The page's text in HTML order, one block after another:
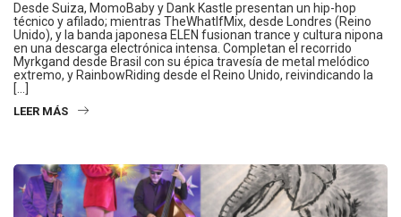
Desde Suiza, MomoBaby y Dank Kastle presentan un hip-hop
técnico y afilado; mientras TheWhatIfMix, desde Londres (Reino
Unido), y la banda japonesa ELEN fusionan trance y cultura nipona
en una descarga electrónica intensa. Completan el recorrido
Myrkgand desde Brasil con su épica travesía de metal melódico
extremo, y RainbowRiding desde el Reino Unido, reivindicando la
[…]
LEER MÁS